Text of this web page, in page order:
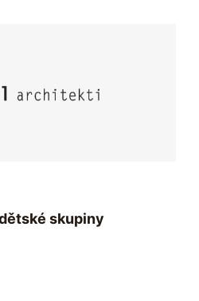
skupiny